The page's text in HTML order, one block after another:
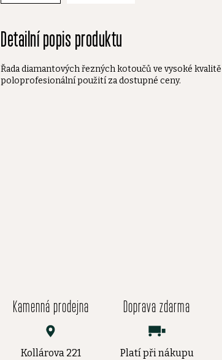
Detailní popis produktu
Řada diamantových řezných kotoučů ve vysoké
poloprofesionální použití za dostupné ceny.
Kamenná prodejna
Kollárova 221
Doprava zdarma
Platí při nákupu